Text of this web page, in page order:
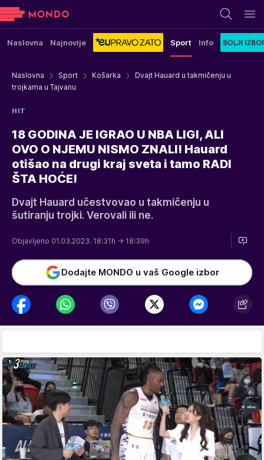
Naslovna Najnovije Sport Info
Naslovna Sport Košarka
Dvajt Hauard u takmičenju u
trojkama u Tajvanu
HIT
18 GODINA JE IGRAO U NBA LIGI, ALI
OVO O NJEMU NISMO ZNALI! Hauard
otišao na drugi kraj sveta i tamo RADI
ŠTA HOĆE!
Dvajt Hauard učestvovao u takmičenju u
šutiranju trojki. Verovali ili ne.
Objavljeno 01.03.2023. 18:31h → 18:39h
Dodajte MONDO u vaš Google izbor